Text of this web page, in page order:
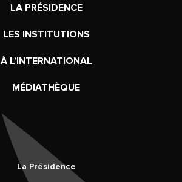
LA PRÉSIDENCE
LES INSTITUTIONS
À L’INTERNATIONAL
MÉDIATHÈQUE
La Présidence